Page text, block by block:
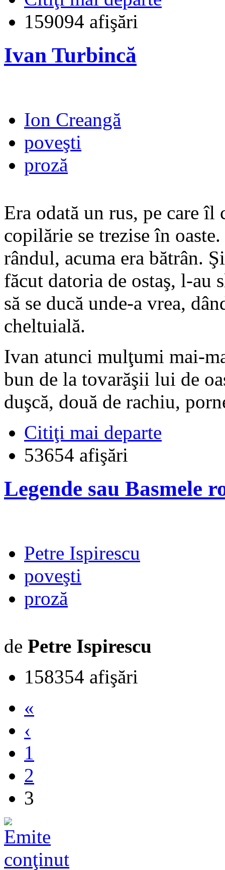
159094 afişări
Ivan Turbincă
Ion Creangă
poveşti
proză
Era odată un rus, pe care
copilărie se trezise în
rândul, acuma era bătrân.
făcut datoria de ostaş, l-au
să se ducă unde-a vrea,
cheltuială.
Ivan atunci mulţumi mai-
bun de la tovarăşii lui de
duşcă, două de rachiu,
Citiţi mai departe
53654 afişări
Legende sau Basmele
Petre Ispirescu
poveşti
proză
de Petre Ispirescu
158354 afişări
«
‹
1
2
3